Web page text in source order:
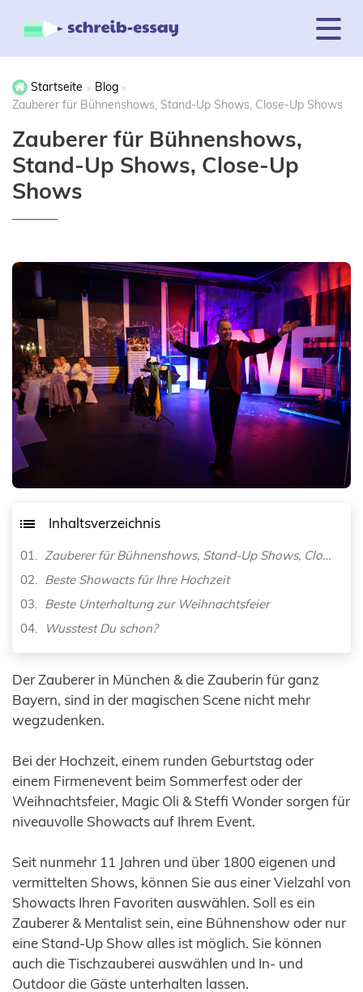
Startseite
Blog
Zauberer für Bühnenshows, Stand-Up Shows, Close-Up Shows
Zauberer für Bühnenshows,
Stand-Up Shows, Close-Up
Shows
Inhaltsverzeichnis
Zauberer für Bühnenshows, Stand-Up Shows, Close-Up Shows
Beste Showacts für Ihre Hochzeit
Beste Unterhaltung zur Weihnachtsfeier
Wusstest Du schon?
Der Zauberer in München & die Zauberin für ganz
Bayern, sind in der magischen Scene nicht mehr
wegzudenken.
Bei der Hochzeit, einem runden Geburtstag oder
einem Firmenevent beim Sommerfest oder der
Weihnachtsfeier, Magic Oli & Steffi Wonder sorgen für
niveauvolle Showacts auf Ihrem Event.
Seit nunmehr 11 Jahren und über 1800 eigenen und
vermittelten Shows, können Sie aus einer Vielzahl von
Showacts Ihren Favoriten auswählen. Soll es ein
Zauberer & Mentalist sein, eine Bühnenshow oder nur
eine Stand-Up Show alles ist möglich. Sie können
auch die Tischzauberei auswählen und In- und
Outdoor die Gäste unterhalten lassen.